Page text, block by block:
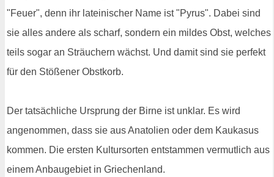
"Feuer", denn ihr lateinischer Name ist "Pyrus". Dabei sind
sie alles andere als scharf, sondern ein mildes Obst, welches
teils sogar an Sträuchern wächst. Und damit sind sie perfekt
für den Stößener Obstkorb.
Der tatsächliche Ursprung der Birne ist unklar. Es wird
angenommen, dass sie aus Anatolien oder dem Kaukasus
kommen. Die ersten Kultursorten entstammen vermutlich aus
einem Anbaugebiet in Griechenland.